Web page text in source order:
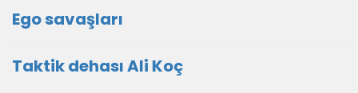
Ego savaşları
Taktik dehası Ali Koç